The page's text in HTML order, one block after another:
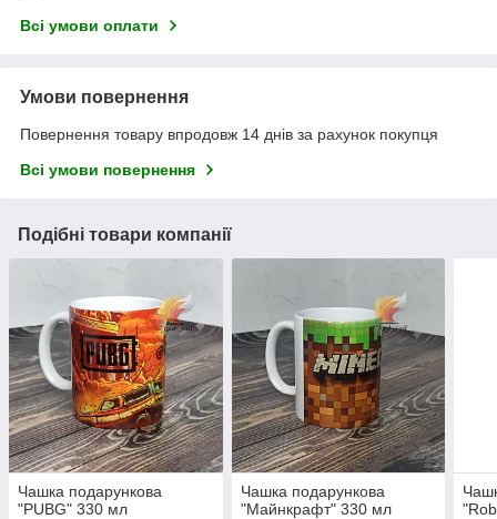
Всі умови оплати
Умови повернення
Повернення товару впродовж 14 днів за рахунок покупця
Всі умови повернення
Подібні товари компанії
Чашка подарункова
"PUBG" 330 мл
Чашка подарункова
"Майнкрафт" 330 мл